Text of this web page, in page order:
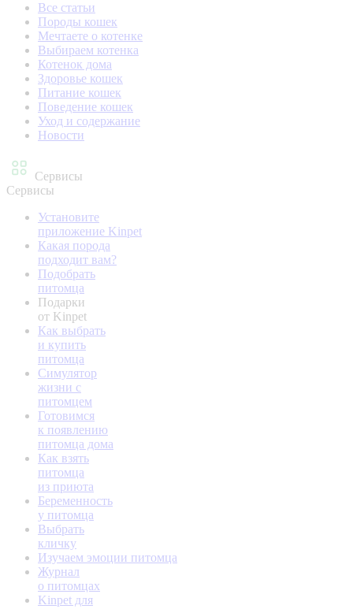
Все статьи
Породы кошек
Мечтаете о котенке
Выбираем котенка
Котенок дома
Здоровье кошек
Питание кошек
Поведение кошек
Уход и содержание
Новости
Сервисы
Сервисы
Установите
приложение Kinpet
Какая порода
подходит вам?
Подобрать
питомца
Подарки
от Kinpet
Как выбрать
и купить
питомца
Симулятор
жизни с
питомцем
Готовимся
к появлению
питомца дома
Как взять
питомца
из приюта
Беременность
у питомца
Выбрать
кличку
Изучаем эмоции питомца
Журнал
о питомцах
Kinpet для